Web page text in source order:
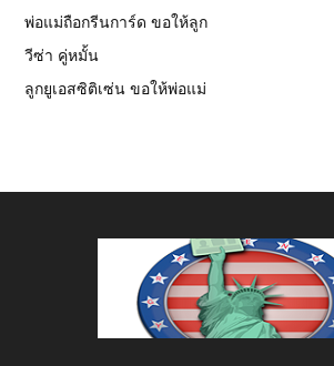
พ่อแม่ถือกรีนการ์ด ขอให้ลูก
วีซ่า คู่หมั้น
ลูกยูเอสซิติเซ่น ขอให้พ่อแม่